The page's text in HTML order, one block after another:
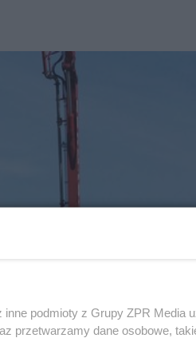
podmioty z Grupy ZPR Media
przetwarzamy dane osobowe,